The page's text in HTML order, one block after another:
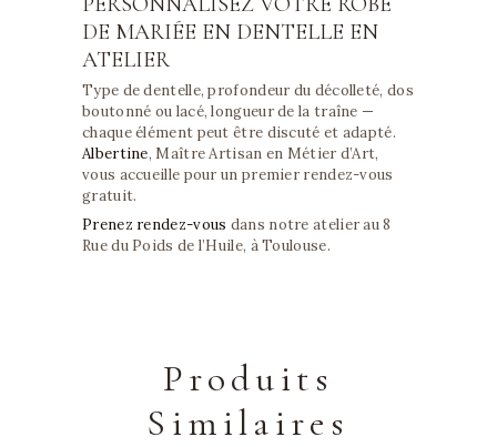
DE MARIÉE EN DENTELLE EN
ATELIER
Type de dentelle, profondeur du décolleté, dos
boutonné ou lacé, longueur de la traîne —
chaque élément peut être discuté et adapté.
Albertine, Maître Artisan en Métier d’Art,
vous accueille pour un premier rendez-vous
gratuit.
Prenez rendez-vous dans notre atelier au 8
Rue du Poids de l’Huile, à Toulouse.
Produits
Similaires